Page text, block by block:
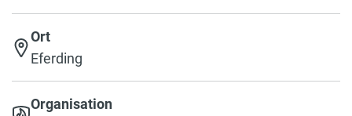
Ort
Eferding
Organisation